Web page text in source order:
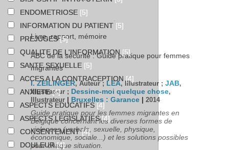
Livre, rapport, mémoire
ABC de la sécurité : Guide pratique pour femmes
migrantes
I. ZEILINGER, Auteur ; LEA, Illustrateur ; JAB,
Illustrateur ; Dessine-moi quelque chose,
Illustrateur | Bruxelles : Garance| 2014
Guide pratique pour les femmes migrantes en
Belgique concernant les diverses formes de
violences (verbale, sexuelle, physique,
économique, sociale...) et les solutions possibles
pour chaque situation.
ENDOMETRIOSE [5]
INFORMATION DU PATIENT [5]
PREJUGES[5]
QUALITE DE L'INFORMATION [5]
SANTE SEXUELLE [5]
ACCES A LA CONTRACEPTION[4]
ANXIETE[4]
ASPECTS EDUCATIFS [4]
ASPECTS LEGISLATIFS[4]
CONSENTEMENT[4]
DOULEUR[4]